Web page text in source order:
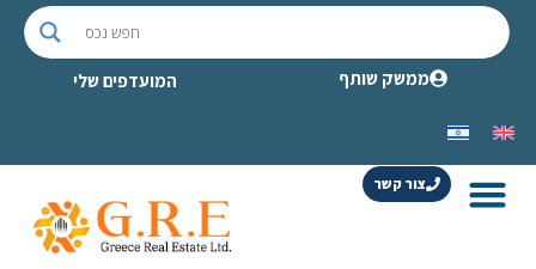
ממשק שותף המועדפים שלי
צור קשר